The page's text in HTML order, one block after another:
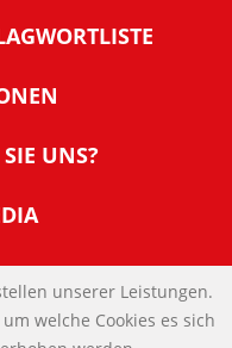
UNS?
unserer Leistungen.
welche Cookies es sich